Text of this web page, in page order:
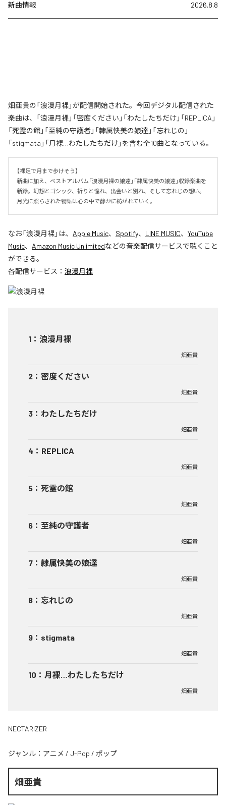
新曲情報 2026.8.8
畑亜貴の「浪漫月裸」が配信開始された。今回デジタル配信された
楽曲は、「浪漫月裸」「密度ください」「わたしたちだけ」「REPLICA」
「死霊の館」「至純の守護者」「隷属快美の娘達」「忘れじの」
「stigmata」「月裸…わたしたちだけ」を含む全10曲となっている。
【裸足で月まで歩けそう】
新曲に加え、ベストアルバム「浪漫月裸の娘達」「隷属快美の娘達」収録楽曲を
新録。幻想とゴシック、祈りと憧れ、出会いと別れ、そして忘れじの想い。
月光に照らされた物語は心の中で静かに紡がれていく。
なお「浪漫月裸」は、 Apple Music、 Spotify、 LINE MUSIC、 YouTube
Music、 Amazon Music Unlimitedなどの音楽配信サービスで聴くこと
ができる。
各配信サービス： 浪漫月裸
1 ： 浪漫月裸
畑亜貴
2 ： 密度ください
畑亜貴
3 ： わたしたちだけ
畑亜貴
4 ： REPLICA
畑亜貴
5 ： 死霊の館
畑亜貴
6 ： 至純の守護者
畑亜貴
7 ： 隷属快美の娘達
畑亜貴
8 ： 忘れじの
畑亜貴
9 ： stigmata
畑亜貴
10 ： 月裸…わたしたちだけ
畑亜貴
NECTARIZER
ジャンル： アニメ / J-Pop / ポップ
畑亜貴